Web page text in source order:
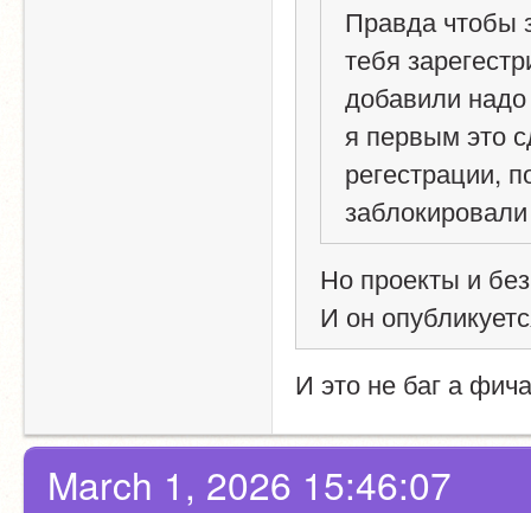
Правда чтобы
тебя
добавили
я первым это
регестрации,
Но проекты и
И он
И это не баг а
March 1, 2026 15:46:07